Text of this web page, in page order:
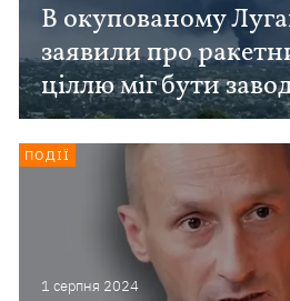
В окупованому
заявили про
ціллю міг бути
1 серпня 2024
ПОДІЇ